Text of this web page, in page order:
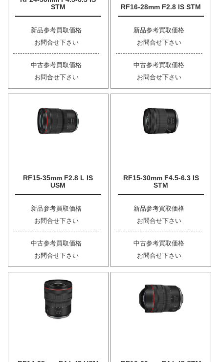
STM
新品参考買取価格
お問合せ下さい
中古参考買取価格
お問合せ下さい
RF16-28mm F2.8 IS STM
新品参考買取価格
お問合せ下さい
中古参考買取価格
お問合せ下さい
RF15-35mm F2.8 L IS
USM
新品参考買取価格
お問合せ下さい
中古参考買取価格
お問合せ下さい
RF15-30mm F4.5-6.3 IS
STM
新品参考買取価格
お問合せ下さい
中古参考買取価格
お問合せ下さい